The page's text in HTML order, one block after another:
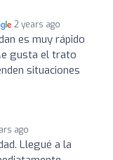
2 years ago
es muy rápido
gusta el trato
situaciones
ago
Llegué a la